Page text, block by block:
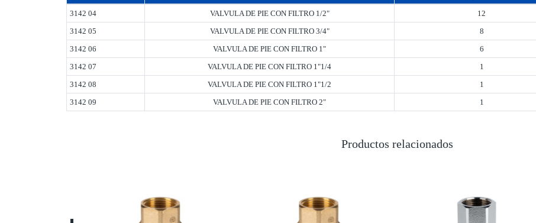
3142 04 VALVULA DE PIE CON FILTRO 1/2" 12
3142 05
VALVULA DE PIE CON FILTRO 3/4" 8
3142 06
VALVULA DE PIE CON FILTRO 1" 6
3142 07
VALVULA DE PIE CON FILTRO 1"1/4 1
3142 08
VALVULA DE PIE CON FILTRO 1"1/2 1
3142 09
VALVULA DE PIE CON FILTRO 2" 1
Productos relacionados